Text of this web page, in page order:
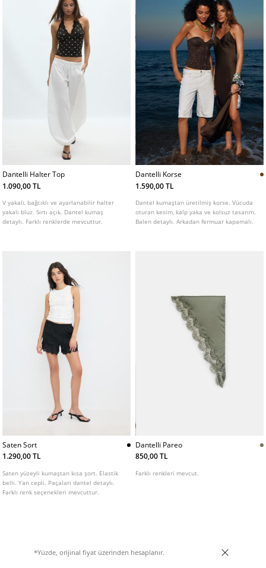
Dantelli Halter Top
1.090,00 TL
V yakalı, bağcıklı ve ayarlanabilir halter
yakalı bluz. Sırtı açık. Dantel kumaş
detaylı. Farklı renklerde mevcuttur.
Dantelli Korse
1.590,00 TL
Dantel kumaştan üretilmiş korse. Vücuda
oturan kesim, kalp yaka ve kolsuz tasarım.
Balen detaylı. Arkadan fermuar kapamalı.
Saten Sort
1.290,00 TL
Saten yüzeyli kumaştan kısa şort. Elastik
belli. Yan cepli. Paçaları dantel detaylı.
Farklı renk seçenekleri mevcuttur.
Dantelli Pareo
850,00 TL
Farklı renkleri mevcut.
*Yüzde, orijinal fiyat üzerinden hesaplanır.